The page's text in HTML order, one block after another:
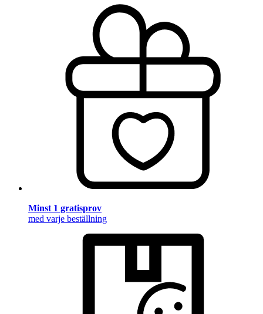
Minst 1 gratisprov
med varje beställning